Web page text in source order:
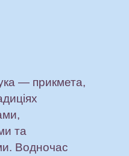
— прикмета,
та
Водночас